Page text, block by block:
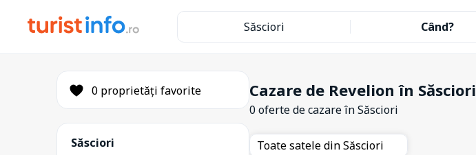
Săsciori Când?
0 proprietăți favorite
Săsciori
Cazare de Revelion în Săsciori
0 oferte de cazareîn Săsciori
Toate satele din Săsciori